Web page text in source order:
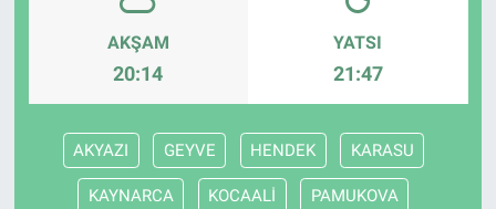
AKŞAM
20:14
YATSI
21:47
AKYAZI GEYVE HENDEK KARASU
KAYNARCA KOCAALİ PAMUKOVA
Bilim ve Teknoloji